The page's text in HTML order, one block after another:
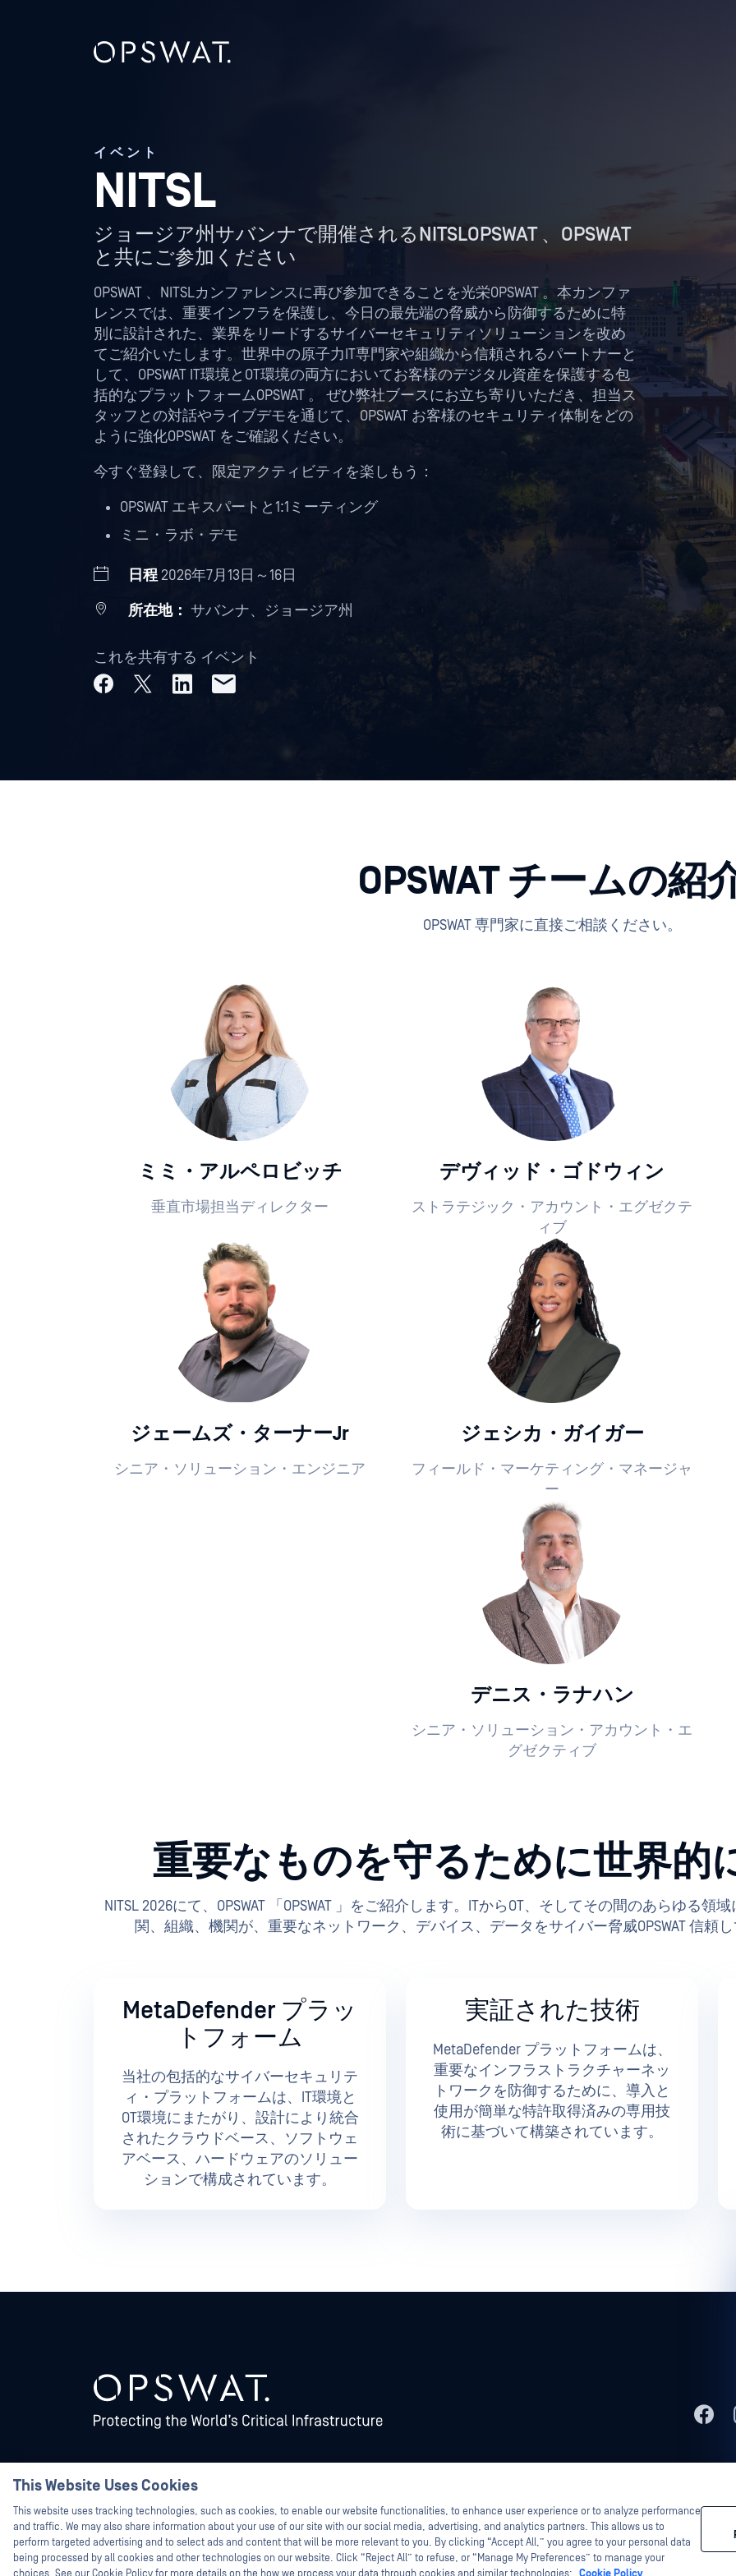
イベント
NITSL
ジョージア州サバンナで開催されるNITSLOPSWAT 、OPSWAT
と共にご参加ください
OPSWAT 、NITSLカンファレンスに再び参加できることを光栄OPSWAT 。本カンファ
レンスでは、重要インフラを保護し、今日の最先端の脅威から防御するために特
別に設計された、業界をリードするサイバーセキュリティソリューションを改め
てご紹介いたします。世界中の原子力IT専門家や組織から信頼されるパートナーと
して、OPSWAT IT環境とOT環境の両方においてお客様のデジタル資産を保護する包
括的なプラットフォームOPSWAT 。 ぜひ弊社ブースにお立ち寄りいただき、担当ス
タッフとの対話やライブデモを通じて、OPSWAT お客様のセキュリティ体制をどの
ように強化OPSWAT をご確認ください。
今すぐ登録して、限定アクティビティを楽しもう：
OPSWAT エキスパートと1:1ミーティング
ミニ・ラボ・デモ
日程2026年7月13日～16日
所在地： サバンナ、ジョージア州
これを共有する イベント
OPSWAT チームの紹
OPSWAT 専門家に直接ご相談ください。
ミミ・アルペロビッチ
垂直市場担当ディレクター
デヴィッド・ゴドウィン
ストラテジック・アカウント・エグゼクテ
ィブ
ジェームズ・ターナーJr
シニア・ソリューション・エンジニア
ジェシカ・ガイガー
フィールド・マーケティング・マネージャ
ー
デニス・ラナハン
シニア・ソリューション・アカウント・エ
グゼクティブ
重要なものを守るために世界的
NITSL 2026にて、OPSWAT 「OPSWAT 」をご紹介します。ITからOT、そしてその間のあらゆる
関、組織、機関が、重要なネットワーク、デバイス、データをサイバー脅威OPSWAT 信頼
MetaDefender プラッ
トフォーム
当社の包括的なサイバーセキュリテ
ィ・プラットフォームは、IT環境と
OT環境にまたがり、設計により統合
されたクラウドベース、ソフトウェ
アベース、ハードウェアのソリュー
ションで構成されています。
実証された技術
MetaDefender プラットフォームは、
重要なインフラストラクチャーネッ
トワークを防御するために、導入と
使用が簡単な特許取得済みの専用技
術に基づいて構築されています。
©2026OPSWAT . All rights reserved.OPSWAT、MetaDefender、Metascan、MetaAccess、OPSWAT 、Trust no File. Trust No Device.、OPSWAT 、
Join the Huntは、OPSWAT の商標です。第三者の商標は、それぞれの所有者の財産です。
This Website Uses Cookies
This website uses tracking technologies, such as cookies, to enable our website functionalities, to enhance user experience or to analyze performance
and traffic. We may also share information about your use of our site with our social media, advertising, and analytics partners. This allows us to
perform targeted advertising and to select ads and content that will be more relevant to you. By clicking “Accept All,” you agree to your personal data
being processed by all cookies and other technologies on our website. Click “Reject All” to refuse, or “Manage My Preferences” to manage your